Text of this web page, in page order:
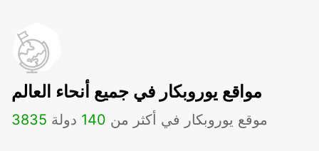
مواقع يوروبكار في جميع أنحاء العالم
3835 موقع يوروبكار في أكثر من 140 دولة